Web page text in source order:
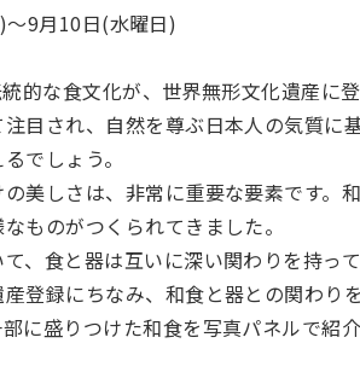
9月10日(水曜日)
的な食文化が、世界無形文化遺産に登
目され、自然を尊ぶ日本人の気質
でしょう。
美しさは、非常に重要な要素です
ものがつくられてきました。
、食と器は互いに深い関わりを持って
登録にちなみ、和食と器との関わ
に盛りつけた和食を写真パネルで